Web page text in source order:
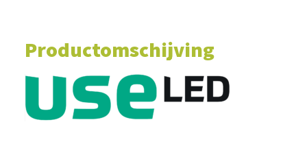
Productomschijving